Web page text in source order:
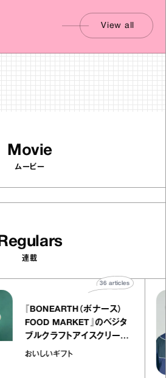
View all
Movie
ムービー
Regulars
連載
『BONEARTH（ボナース）
FOOD MARKET』のベジタ
ブルクラフトアイスクリーム
｜真野知子の「おいしいギフ
おいしいギフト
36articles